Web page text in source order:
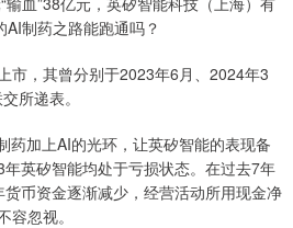
AI制药之路能跑通吗？
市，其曾分别于2023年6月、2024年3
所递表。
药加上AI的光环，让英矽智能的表现备
英矽智能均处于亏损状态。在过去7年
币资金逐渐减少，经营活动所用现金净
忽视。